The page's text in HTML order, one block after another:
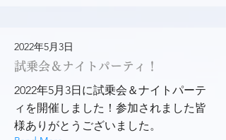
2022年5月3日
試乗会＆ナイトパーティ！
2022年5月3日に試乗会＆ナイトパーテ
ィを開催しました！参加されました皆
様ありがとうございました。